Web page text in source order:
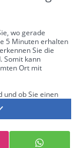
wo gerade
5 Minuten erhalten
Sie die
Somit kann
Ort mit
und ob Sie einen
Richtlinien
Regen- bzw.
Blautöne
mit einer